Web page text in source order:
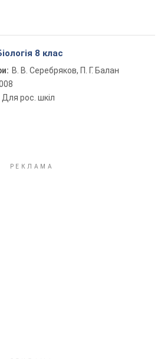
8 клас
В. В. Серебряков, П. Г. Балан
Для рос. шкіл